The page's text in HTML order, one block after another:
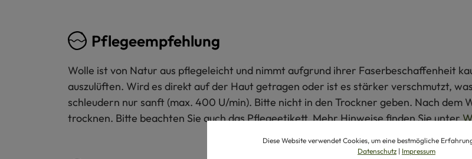
Pflegeempfehlung
Wolle ist von Natur aus pflegeleicht und nimmt aufgrund ihrer Faserbeschaffenheit
auszulüften. Wird es direkt auf der Haut getragen oder ist es stärker verschmutzt,
schleudern nur sanft (max. 400 U/min). Bitte nicht in den Trockner geben. Nach dem
trocknen. Bitte beachten Sie auch das Pflegeetikett. Mehr Hinweise finden Sie unter
Diese Website verwendet Cookies, um eine bestmögliche
Datenschutz | Impressum